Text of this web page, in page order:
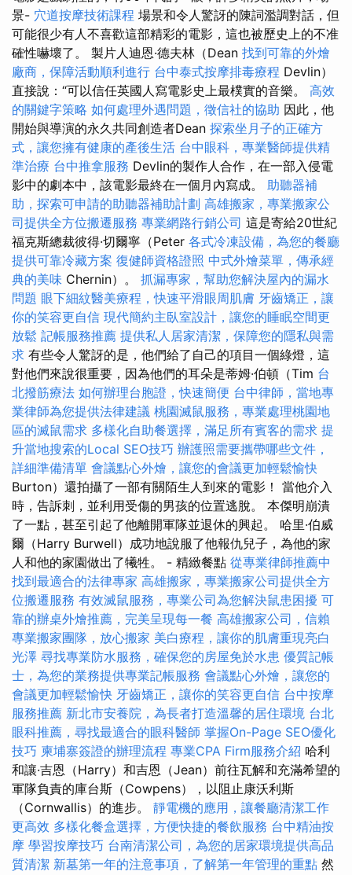
景- 穴道按摩技術課程 場景和令人驚訝的陳詞濫調對話，但
可能很少有人不喜歡這部精彩的電影，這也被歷史上的不准
確性嚇壞了。 製片人迪恩·德夫林（Dean 找到可靠的外燴
廠商，保障活動順利進行 台中泰式按摩排毒療程 Devlin）
直接說：“可以信任英國人寫電影史上最樸實的音樂。 高效
的關鍵字策略 如何處理外遇問題，徵信社的協助 因此，他
開始與導演的永久共同創造者Dean 探索坐月子的正確方
式，讓您擁有健康的產後生活 台中眼科，專業醫師提供精
準治療 台中推拿服務 Devlin的製作人合作，在一部入侵電
影中的劇本中，該電影最終在一個月內寫成。 助聽器補
助，探索可申請的助聽器補助計劃 高雄搬家，專業搬家公
司提供全方位搬遷服務 專業網路行銷公司 這是寄給20世紀
福克斯總裁彼得·切爾寧（Peter 各式冷凍設備，為您的餐廳
提供可靠冷藏方案 復健師資格證照 中式外燴菜單，傳承經
典的美味 Chernin）。 抓漏專家，幫助您解決屋內的漏水
問題 眼下細紋醫美療程，快速平滑眼周肌膚 牙齒矯正，讓
你的笑容更自信 現代簡約主臥室設計，讓您的睡眠空間更
放鬆 記帳服務推薦 提供私人居家清潔，保障您的隱私與需
求 有些令人驚訝的是，他們給了自己的項目一個綠燈，這
對他們來說很重要，因為他們的耳朵是蒂姆·伯頓（Tim 台
北撥筋療法 如何辦理台胞證，快速簡便 台中律師，當地專
業律師為您提供法律建議 桃園滅鼠服務，專業處理桃園地
區的滅鼠需求 多樣化自助餐選擇，滿足所有賓客的需求 提
升當地搜索的Local SEO技巧 辦護照需要攜帶哪些文件，
詳細準備清單 會議點心外燴，讓您的會議更加輕鬆愉快
Burton）還拍攝了一部有關陌生人到來的電影！ 當他介入
時，告訴刺，並利用受傷的男孩的位置逃脫。 本傑明崩潰
了一點，甚至引起了他離開軍隊並退休的興起。 哈里·伯威
爾（Harry Burwell）成功地說服了他報仇兒子，為他的家
人和他的家園做出了犧牲。 - 精緻餐點 從專業律師推薦中
找到最適合的法律專家 高雄搬家，專業搬家公司提供全方
位搬遷服務 有效滅鼠服務，專業公司為您解決鼠患困擾 可
靠的辦桌外燴推薦，完美呈現每一餐 高雄搬家公司，信賴
專業搬家團隊，放心搬家 美白療程，讓你的肌膚重現亮白
光澤 尋找專業防水服務，確保您的房屋免於水患 優質記帳
士，為您的業務提供專業記帳服務 會議點心外燴，讓您的
會議更加輕鬆愉快 牙齒矯正，讓你的笑容更自信 台中按摩
服務推薦 新北市安養院，為長者打造溫馨的居住環境 台北
眼科推薦，尋找最適合的眼科醫師 掌握On-Page SEO優化
技巧 柬埔寨簽證的辦理流程 專業CPA Firm服務介紹 哈利
和讓·吉恩（Harry）和吉恩（Jean）前往瓦解和充滿希望的
軍隊負責的庫台斯（Cowpens），以阻止康沃利斯
（Cornwallis）的進步。 靜電機的應用，讓餐廳清潔工作
更高效 多樣化餐盒選擇，方便快捷的餐飲服務 台中精油按
摩 學習按摩技巧 台南清潔公司，為您的居家環境提供高品
質清潔 新墓第一年的注意事項，了解第一年管理的重點 然